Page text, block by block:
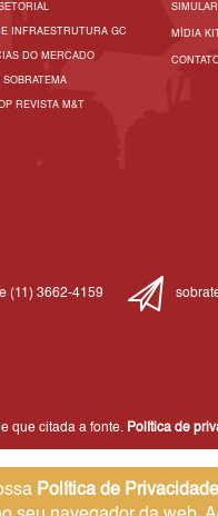
INFRAESTRUTURA GC
DO MERCADO
REVISTA M&T
MÍDIA
(11) 3662-4159
que citada a fonte. Política de
Política de Privacidade